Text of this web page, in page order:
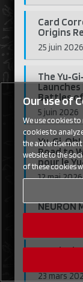
Card
Origins
25 juin 2026
The
Battles of
5 juin 2026
Road to
pour le
12 mai 2026
NEURON
23 mars
Our use of
We use cookies
cookies to
the
website to the
of these cookies